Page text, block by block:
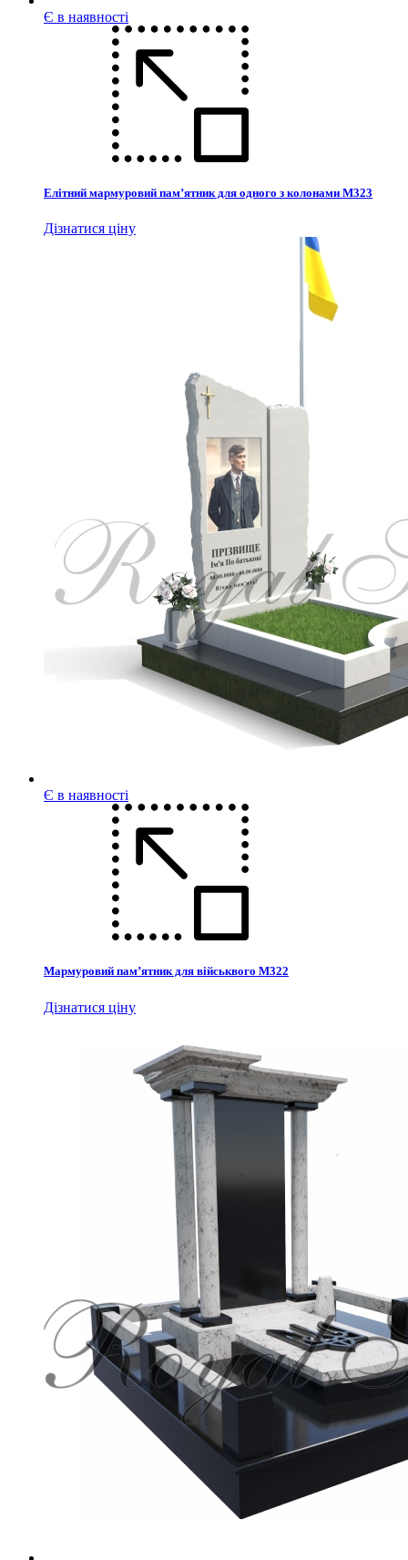
Є в наявності
Елітний мармуровий пам’ятник для одного з колонами М323
Дізнатися ціну
Є в наявності
Мармуровий пам’ятник для військвого М322
Дізнатися ціну